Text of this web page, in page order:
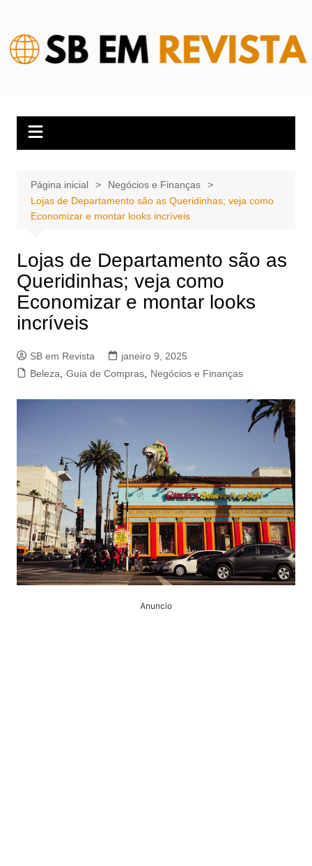
conteúdo
Página inicial
Negócios e Finanças
Lojas de Departamento são as Queridinhas; veja como
Economizar e montar looks incríveis
Lojas de Departamento são as
Queridinhas; veja como
Economizar e montar looks
incríveis
SB em Revista
janeiro 9, 2025
Beleza
Guia de Compras, Negócios e Finanças
Anuncio